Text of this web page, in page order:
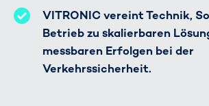
VITRONIC vereint Technik,
Betrieb zu skalierbaren
messbaren Erfolgen bei der
Verkehrssicherheit.